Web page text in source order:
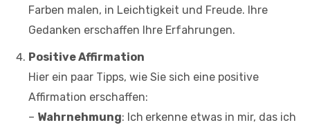
Farben malen, in Leichtigkeit und Freude. Ihre
Gedanken erschaffen Ihre Erfahrungen.
Positive Affirmation
Hier ein paar Tipps, wie Sie sich eine positive
Affirmation erschaffen:
– Wahrnehmung: Ich erkenne etwas in mir, das ich